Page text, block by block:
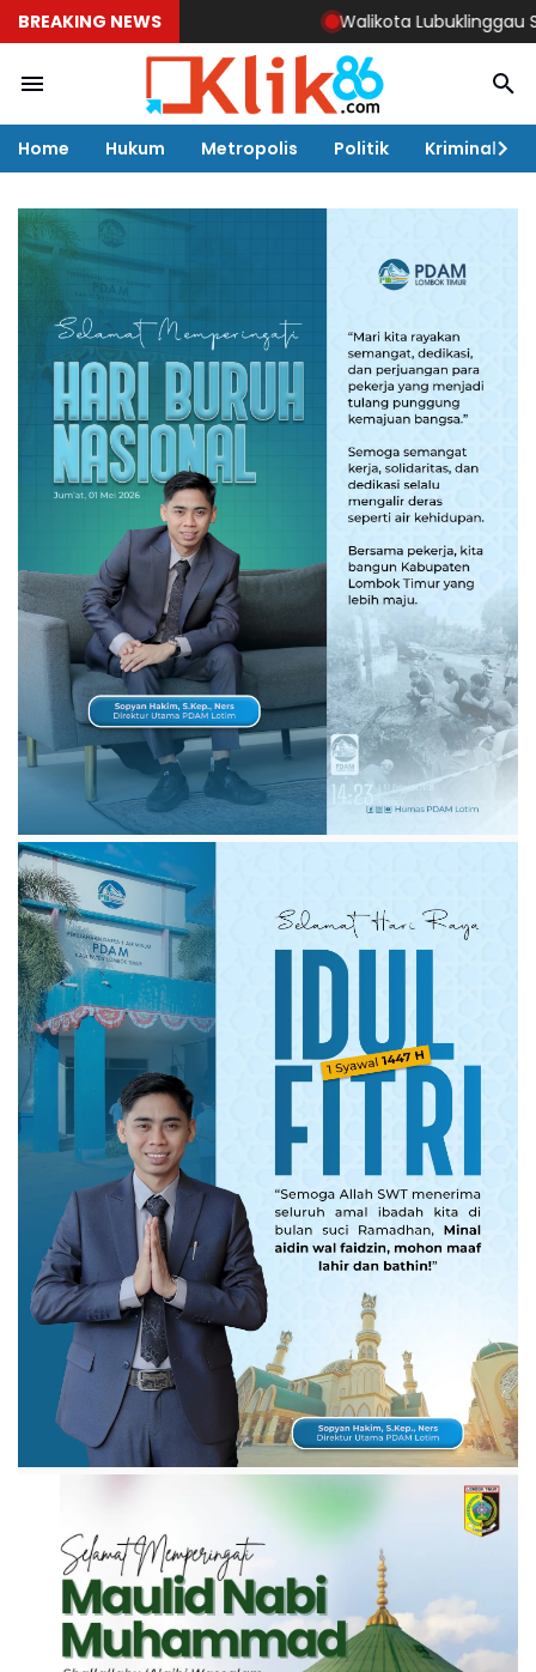
BREAKING NEWS Walikota Lubuklinggau Studi ke
Home Hukum Metropolis Politik Kriminal